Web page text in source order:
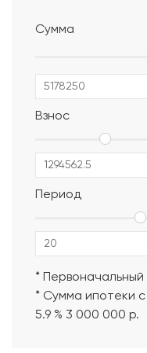
Сумма
Взнос
Период
* Первоначальный
* Сумма ипотеки
5.9 % 3 000 000 р.